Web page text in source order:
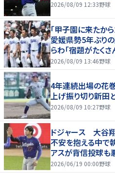
2026/08/09 12:33野球
「甲子園に来たか
愛媛県勢5年ぶり
らわ「宿題がたくさ
2026/08/09 13:46野球
4年連続出場の花
上げ振り切り新田
2026/08/09 10:27野球
ドジャース 大谷
不安を抱える中
アスが背信投球
もリード守る
2026/06/19 00:00野球